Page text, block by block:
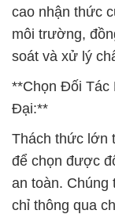
cao nhận thức
môi trường,
soát và xử lý
**Chọn Đối Tác
Đại:**
Thách thức lớn
để chọn được
an toàn. Chúng
chỉ thông qua